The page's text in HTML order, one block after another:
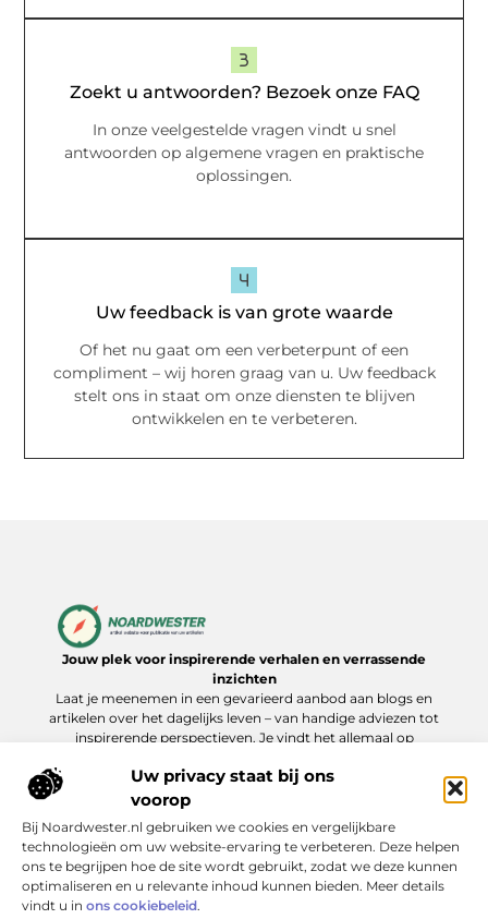
Uw privacy staat bij ons
voorop
Bij Noardwester.nl gebruiken we cookies en vergelijkbare
technologieën om uw website-ervaring te verbeteren. Deze helpen
ons te begrijpen hoe de site wordt gebruikt, zodat we deze kunnen
optimaliseren en u relevante inhoud kunnen bieden. Meer details
vindt u in ons cookiebeleid.
Zoekt u antwoorden? Bezoek onze FAQ
In onze veelgestelde vragen vindt u snel
antwoorden op algemene vragen en praktische
oplossingen.
Uw feedback is van grote waarde
Of het nu gaat om een verbeterpunt of een
compliment – wij horen graag van u. Uw feedback
stelt ons in staat om onze diensten te blijven
ontwikkelen en te verbeteren.
Jouw plek voor inspirerende verhalen en verrassende
inzichten
Laat je meenemen in een gevarieerd aanbod aan blogs en
artikelen over het dagelijks leven – van handige adviezen tot
inspirerende perspectieven. Je vindt het allemaal op
Onze informatie
Bericht categorie